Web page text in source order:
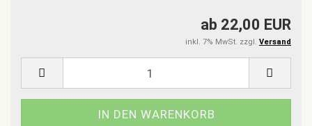
ab 22,00 EUR
inkl. 7% MwSt. zzgl. Versand